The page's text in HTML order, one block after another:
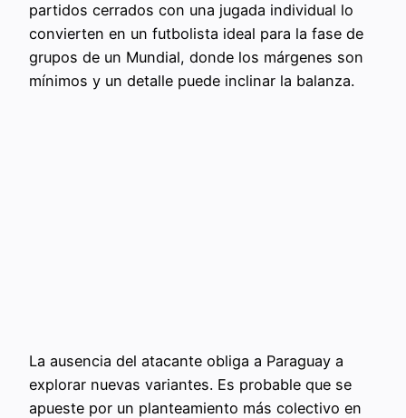
partidos cerrados con una jugada individual lo
convierten en un futbolista ideal para la fase de
grupos de un Mundial, donde los márgenes son
mínimos y un detalle puede inclinar la balanza.
La ausencia del atacante obliga a Paraguay a
explorar nuevas variantes. Es probable que se
apueste por un planteamiento más colectivo en